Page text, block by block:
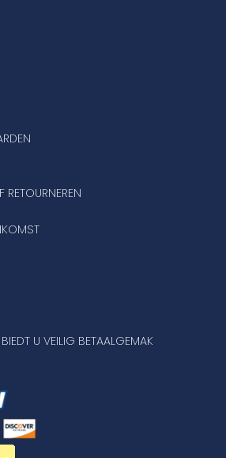
RETOURNEREN
U VEILIG BETAALGEMAK